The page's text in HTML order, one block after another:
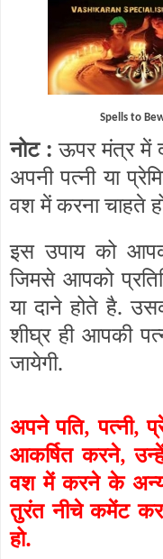
Spells to
नोट :ऊपर मंत्र में
अपनी पत्नी या
वश में करना चाहते
इस उपाय को
जिमसे आपको
या दाने होते है.
शीघ्र ही आपकी
जायेगी.
अपने पति, पत्नी,
आकर्षित करने,
वश में करने के
तुरंत नीचे कमेंट
हो.